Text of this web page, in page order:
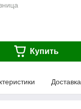
Купить
Доставка